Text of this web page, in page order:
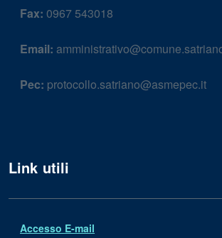
Fax: 0967 543018
Email:
Pec: protocollo.satriano@asmepec.it
Link utili
Accesso E-mail